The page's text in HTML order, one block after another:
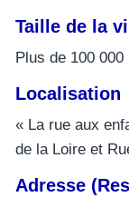
Taille de la
Plus de 100 000
Localisation
« La rue aux
de la Loire et
Adresse